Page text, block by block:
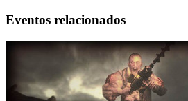
Eventos relacionados